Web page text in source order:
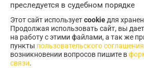
преследуется в судебном порядке
Этот сайт используетcookieдля
Продолжая использовать сайт, вы
на работу с этими файлами, а так же
пункты пользовательского соглашения
возникновении вопросов пишите в
связи.